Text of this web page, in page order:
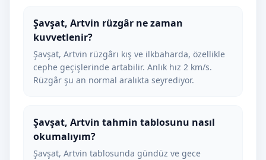
Şavşat, Artvin rüzgâr ne zaman
kuvvetlenir?
Şavşat, Artvin rüzgârı kış ve ilkbaharda, özellikle
cephe geçişlerinde artabilir. Anlık hız 2 km/s.
Rüzgâr şu an normal aralıkta seyrediyor.
Şavşat, Artvin tahmin tablosunu nasıl
okumalıyım?
Şavşat, Artvin tablosunda gündüz ve gece